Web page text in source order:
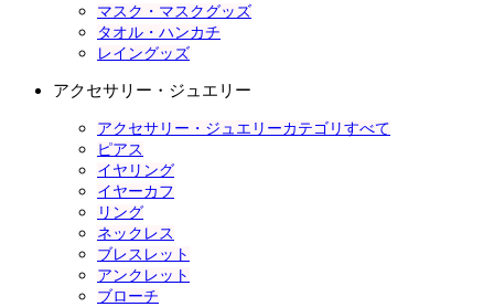
マスク・マスクグッズ
タオル・ハンカチ
レイングッズ
アクセサリー・ジュエリー
アクセサリー・ジュエリーカテゴリすべて
ピアス
イヤリング
イヤーカフ
リング
ネックレス
ブレスレット
アンクレット
ブローチ